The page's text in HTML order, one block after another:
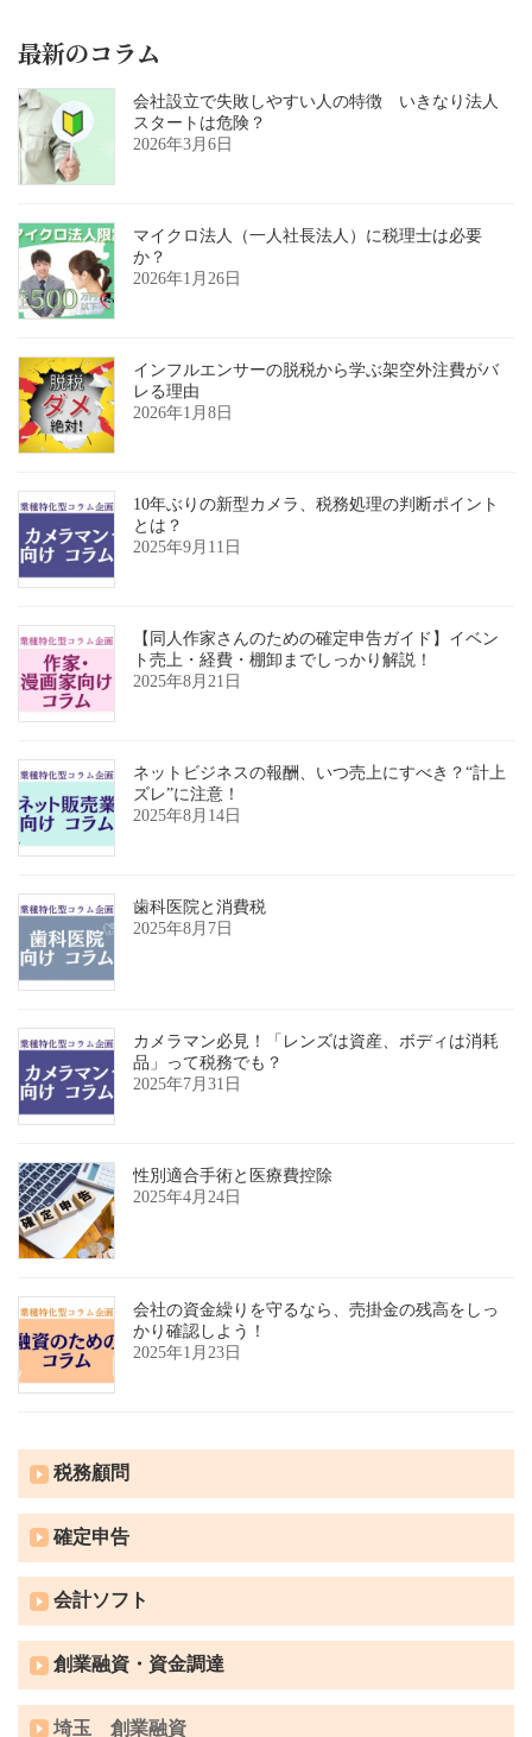
最新のコラム
会社設立で失敗しやすい人の特徴 いきなり法人
スタートは危険？
2026年3月6日
マイクロ法人（一人社長法人）に税理士は必要
か？
2026年1月26日
インフルエンサーの脱税から学ぶ架空外注費がバ
レる理由
2026年1月8日
10年ぶりの新型カメラ、税務処理の判断ポイント
とは？
2025年9月11日
【同人作家さんのための確定申告ガイド】イベン
ト売上・経費・棚卸までしっかり解説！
2025年8月21日
ネットビジネスの報酬、いつ売上にすべき？“計上
ズレ”に注意！
2025年8月14日
歯科医院と消費税
2025年8月7日
カメラマン必見！「レンズは資産、ボディは消耗
品」って税務でも？
2025年7月31日
性別適合手術と医療費控除
2025年4月24日
会社の資金繰りを守るなら、売掛金の残高をしっ
かり確認しよう！
2025年1月23日
税務顧問
確定申告
会計ソフト
創業融資・資金調達
埼玉 創業融資